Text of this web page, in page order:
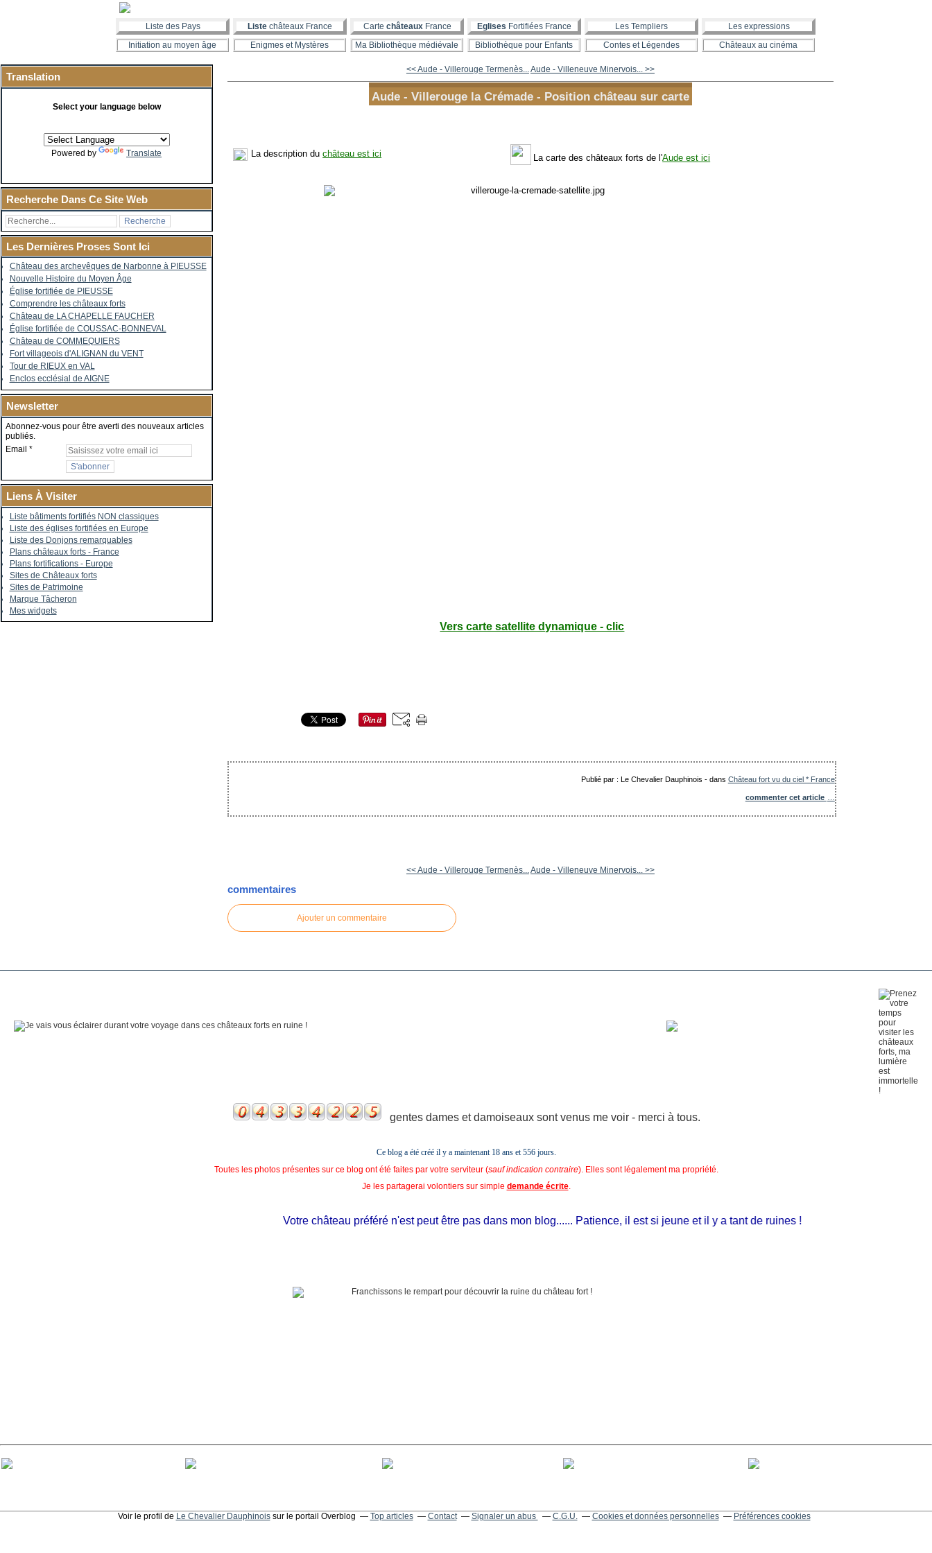
Liste des Pays Liste châteaux France Carte châteauxFrance Eglises Fortifiées France Les Templiers
Les expressions
Initiation au moyen âge
Enigmes et Mystères Ma Bibliothèque médiévale Bibliothèque pour Enfants Contes et Légendes Châteaux au cinéma
Translation
Select your language below
Powered by Translate
Recherche Dans Ce Site Web
Les Dernières Proses Sont Ici
Château des archevêques de Narbonne à PIEUSSE
Nouvelle Histoire du Moyen Âge
Église fortifiée de PIEUSSE
Comprendre les châteaux forts
Château de LA CHAPELLE FAUCHER
Église fortifiée de COUSSAC-BONNEVAL
Château de COMMEQUIERS
Fort villageois d'ALIGNAN du VENT
Tour de RIEUX en VAL
Enclos ecclésial de AIGNE
Newsletter
Abonnez-vous pour être averti des nouveaux articles
publiés.
Email
Liens À Visiter
Liste bâtiments fortifiés NON classiques
Liste des églises fortifiées en Europe
Liste des Donjons remarquables
Plans châteaux forts - France
Plans fortifications - Europe
Sites de Châteaux forts
Sites de Patrimoine
Marque Tâcheron
Mes widgets
<< Aude - Villerouge Termenès...Aude - Villeneuve Minervois... >>
Aude - Villerouge la Crémade - Position château sur carte
La description duchâteau est ici La carte des châteaux forts de l'Aude est ici
Vers carte satellite dynamique - clic
Publié par : Le Chevalier Dauphinois -dans Château fort vu du ciel * France
commenter cet article
<< Aude - Villerouge Termenès...Aude - Villeneuve Minervois... >>
commentaires
Ajouter un commentaire
gentes dames et damoiseaux sont venus me voir - merci à tous.
Ce blog a été créé il y a maintenant 18 ans et 556 jours.
Toutes les photos présentes sur ce blog ont été faites par votre serviteur (sauf indication contraire). Elles sont légalement ma propriété.
Je les partagerai volontiers sur simple demande écrite.
Votre château préféré n'est peut être pas dans mon blog...... Patience, il est si jeune et il y a tant de ruines !
Voir le profil de Le Chevalier Dauphinoissur le portail Overblog Top articles Contact Signaler un abus C.G.U. Cookies et données personnelles Préférences cookies